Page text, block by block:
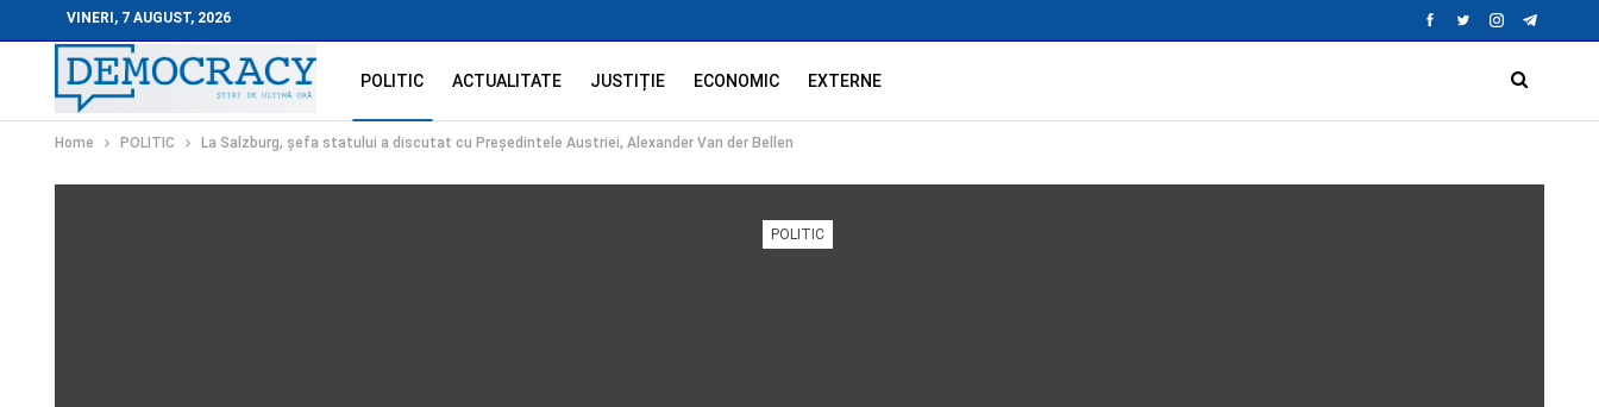
VINERI, 7 AUGUST, 2026
POLITIC ACTUALITATE JUSTIȚIE ECONOMIC EXTERNE
Home POLITIC La Salzburg, șefa statului a discutat cu Președintele Austriei, Alexander Van der Bellen
POLITIC